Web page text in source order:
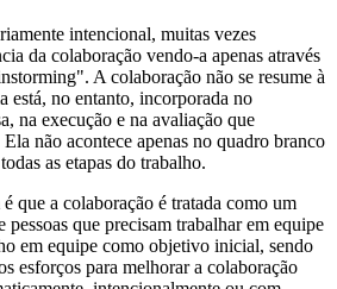
intencional, muitas vezes
da colaboração vendo-a apenas através
A colaboração não se resume à
no entanto, incorporada no
na execução e na avaliação que
não acontece apenas no quadro branco
as etapas do trabalho.
que a colaboração é tratada como um
que precisam trabalhar em equipe
em equipe como objetivo inicial, sendo
esforços para melhorar a colaboração